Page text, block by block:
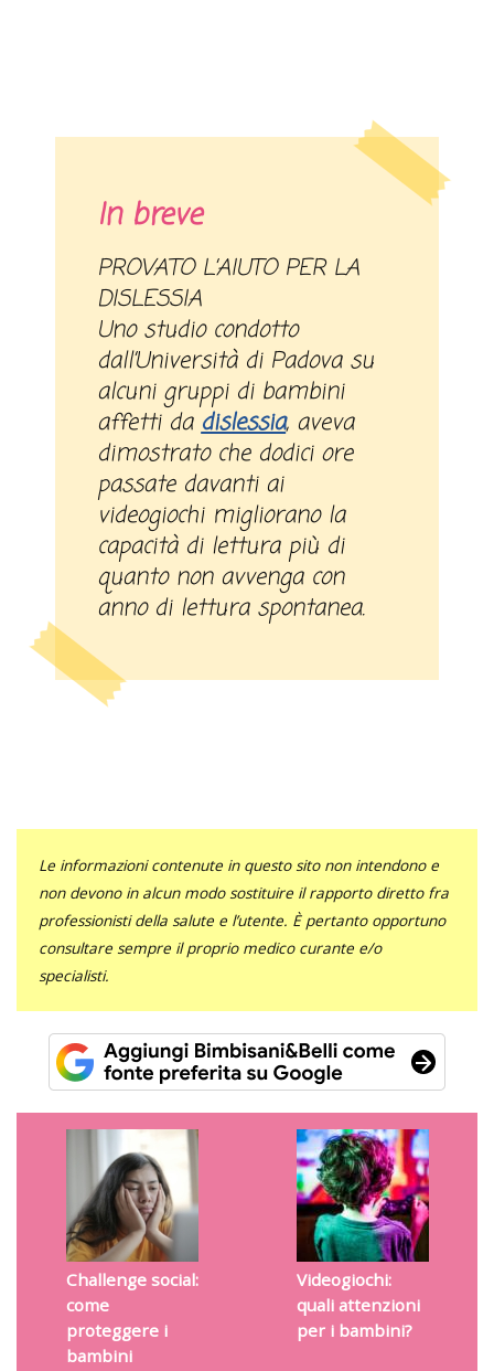
In breve
PROVATO L’AIUTO PER LA
DISLESSIA
Uno studio condotto
dall’Università di Padova su
alcuni gruppi di bambini
affetti dadislessia, aveva
dimostrato che dodici ore
passate davanti ai
videogiochi migliorano la
capacità di lettura più di
quanto non avvenga con
anno di lettura spontanea.
Le informazioni contenute in questo sito non intendono e
non devono in alcun modo sostituire il rapporto diretto fra
professionisti della salute e l’utente. È pertanto opportuno
consultare sempre il proprio medico curante e/o
specialisti.
Challenge social:
come
proteggere i
bambini
Videogiochi:
quali attenzioni
per i bambini?